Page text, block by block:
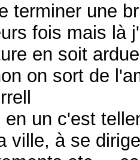
terminer une
fois mais là
en soit
on sort de
un c'est
ville, à se